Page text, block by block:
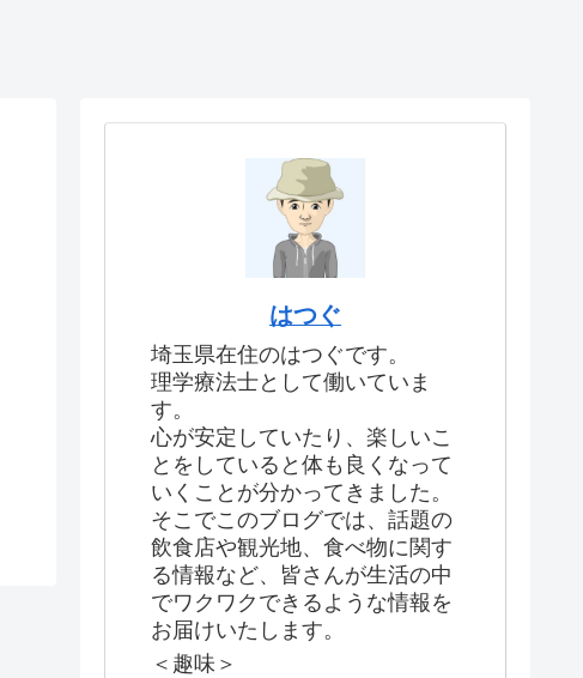
はつぐ
埼玉県在住のはつぐです。
理学療法士として働いていま
す。
心が安定していたり、楽しいこ
とをしていると体も良くなって
いくことが分かってきました。
そこでこのブログでは、話題の
飲食店や観光地、食べ物に関す
る情報など、皆さんが生活の中
でワクワクできるような情報を
お届けいたします。
＜趣味＞